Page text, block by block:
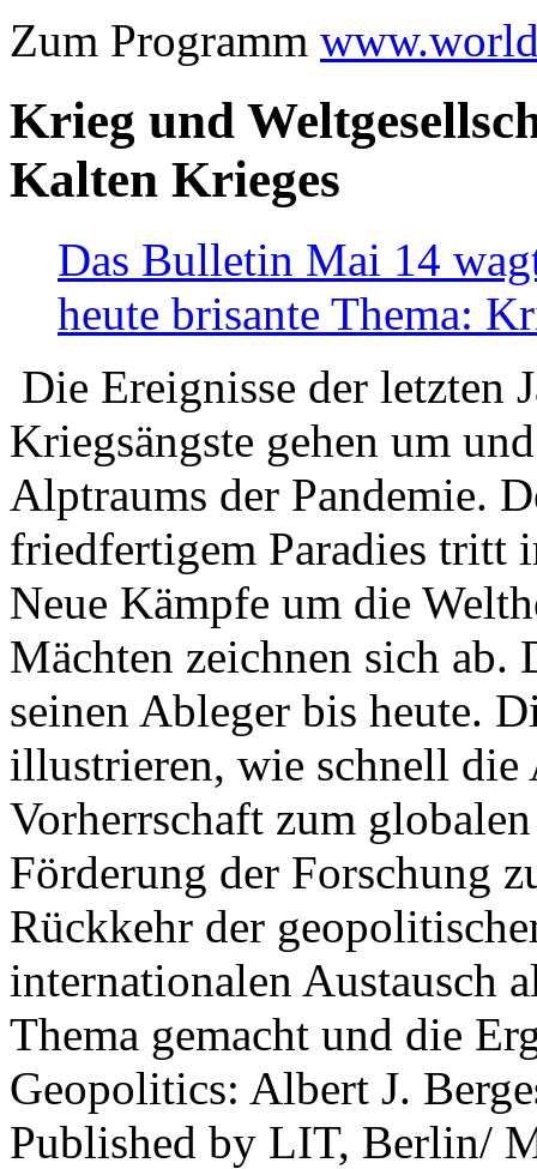
Zum Programm
Krieg und
Kalten Krieges
Das Bulletin Mai 14
heute brisante Thema:
Die Ereignisse der letzten
Kriegsängste gehen um
Alptraums der Pandemie.
friedfertigem Paradies tritt
Neue Kämpfe um die
Mächten zeichnen sich
seinen Ableger bis heute.
illustrieren, wie schnell die
Vorherrschaft zum
Förderung der Forschung
Rückkehr der
internationalen Austausch
Thema gemacht und die
Geopolitics: Albert J.
Published by LIT, Berlin/